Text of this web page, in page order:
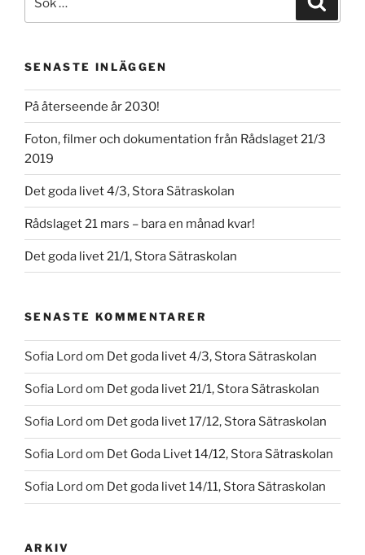
efter:
SENASTE INLÄGGEN
På återseende år 2030!
Foton, filmer och dokumentation från Rådslaget 21/3
2019
Det goda livet 4/3, Stora Sätraskolan
Rådslaget 21 mars – bara en månad kvar!
Det goda livet 21/1, Stora Sätraskolan
SENASTE KOMMENTARER
Sofia Lord om Det goda livet 4/3, Stora Sätraskolan
Sofia Lord om Det goda livet 21/1, Stora Sätraskolan
Sofia Lord om Det goda livet 17/12, Stora Sätraskolan
Sofia Lord om Det Goda Livet 14/12, Stora Sätraskolan
Sofia Lord om Det goda livet 14/11, Stora Sätraskolan
ARKIV